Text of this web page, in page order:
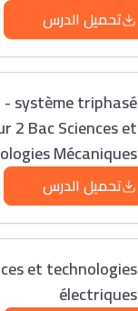
تحميل الدرس
système triphasé
2 Bac Sciences et
Mécaniques
تحميل الدرس
et technologies
électriques